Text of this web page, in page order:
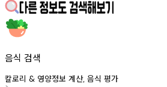
음식 검색
칼로리 & 영양정보 계산, 음식 평가